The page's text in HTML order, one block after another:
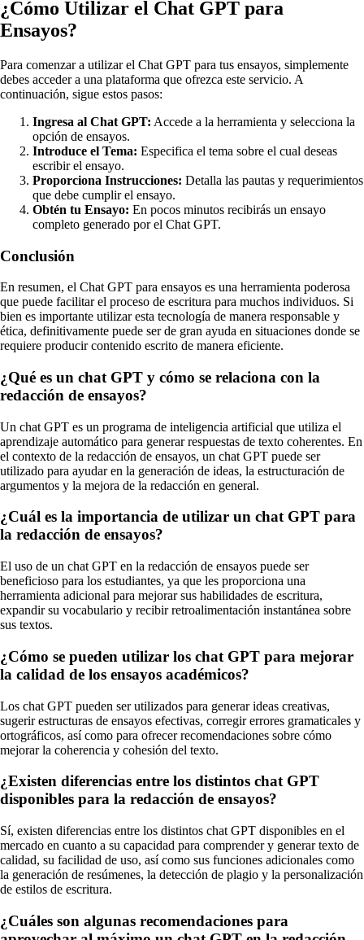
¿Cómo Utilizar el Chat GPT para
Ensayos?
Para comenzar a utilizar el Chat GPT para tus ensayos, simplemente
debes acceder a una plataforma que ofrezca este servicio. A
continuación, sigue estos pasos:
Ingresa al Chat GPT: Accede a la herramienta y selecciona la
opción de ensayos.
Introduce el Tema: Especifica el tema sobre el cual deseas
escribir el ensayo.
Proporciona Instrucciones: Detalla las pautas y requerimientos
que debe cumplir el ensayo.
Obtén tu Ensayo: En pocos minutos recibirás un ensayo
completo generado por el Chat GPT.
Conclusión
En resumen, el Chat GPT para ensayos es una herramienta poderosa
que puede facilitar el proceso de escritura para muchos individuos. Si
bien es importante utilizar esta tecnología de manera responsable y
ética, definitivamente puede ser de gran ayuda en situaciones donde se
requiere producir contenido escrito de manera eficiente.
¿Qué es un chat GPT y cómo se relaciona con la
redacción de ensayos?
Un chat GPT es un programa de inteligencia artificial que utiliza el
aprendizaje automático para generar respuestas de texto coherentes. En
el contexto de la redacción de ensayos, un chat GPT puede ser
utilizado para ayudar en la generación de ideas, la estructuración de
argumentos y la mejora de la redacción en general.
¿Cuál es la importancia de utilizar un chat GPT para
la redacción de ensayos?
El uso de un chat GPT en la redacción de ensayos puede ser
beneficioso para los estudiantes, ya que les proporciona una
herramienta adicional para mejorar sus habilidades de escritura,
expandir su vocabulario y recibir retroalimentación instantánea sobre
sus textos.
¿Cómo se pueden utilizar los chat GPT para mejorar
la calidad de los ensayos académicos?
Los chat GPT pueden ser utilizados para generar ideas creativas,
sugerir estructuras de ensayos efectivas, corregir errores gramaticales y
ortográficos, así como para ofrecer recomendaciones sobre cómo
mejorar la coherencia y cohesión del texto.
¿Existen diferencias entre los distintos chat GPT
disponibles para la redacción de ensayos?
Sí, existen diferencias entre los distintos chat GPT disponibles en el
mercado en cuanto a su capacidad para comprender y generar texto de
calidad, su facilidad de uso, así como sus funciones adicionales como
la generación de resúmenes, la detección de plagio y la personalización
de estilos de escritura.
¿Cuáles son algunas recomendaciones para